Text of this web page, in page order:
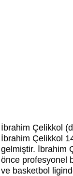
İbrahim Çelikkol
İbrahim Çelikkol
gelmiştir. İbrahim
önce profesyonel
ve basketbol